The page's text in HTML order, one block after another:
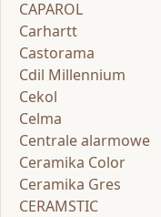
CAPAROL
Carhartt
Castorama
Cdil Millennium
Cekol
Celma
Centrale alarmowe
Ceramika Color
Ceramika Gres
CERAMSTIC